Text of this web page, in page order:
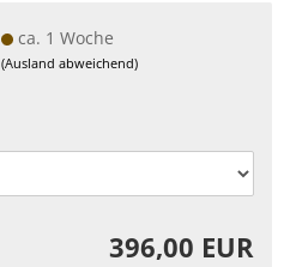
ca. 1 Woche
(Ausland abweichend)
396,00 EUR